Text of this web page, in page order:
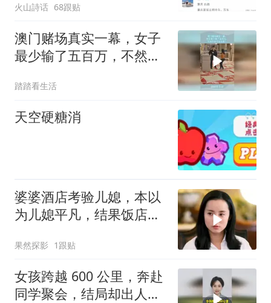
老板，手握两家工程设备
公司
火山詩话 68跟贴
澳门赌场真实一幕，女子
最少输了五百万，不然不
踏踏看生活
天空硬糖消
婆婆酒店考验儿媳，本以
为儿媳平凡，结果饭店全
果然探影 1跟贴
女孩跨越 600 公里，奔赴
同学聚会，结局却出人意